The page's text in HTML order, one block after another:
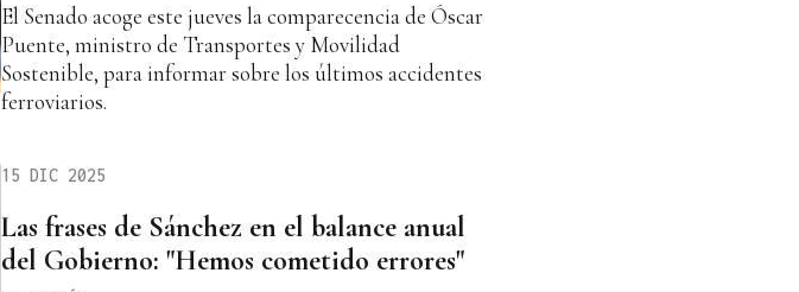
El Senado acoge este jueves la comparecencia de Óscar
Puente, ministro de Transportes y Movilidad
Sostenible, para informar sobre los últimos accidentes
ferroviarios.
15 DIC 2025
Las frases de Sánchez en el balance anual
del Gobierno: "Hemos cometido errores"